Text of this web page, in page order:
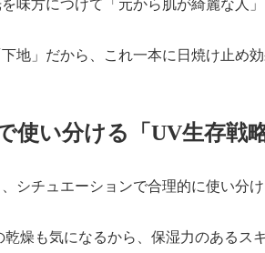
味方につけて「元から肌が綺麗な人」
地」だから、これ一本に日焼け止め
使い分ける「UV生存戦略
シチュエーションで合理的に使い分け
乾燥も気になるから、保湿力のあるス